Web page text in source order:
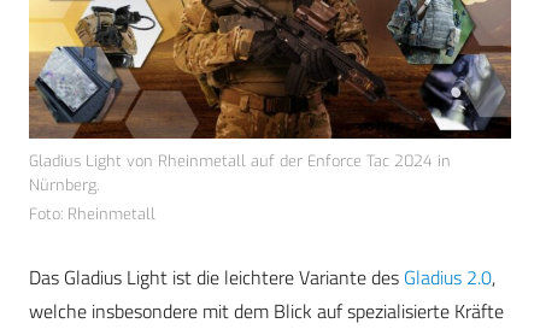
Gladius Light von Rheinmetall auf der Enforce Tac 2024 in
Nürnberg.
Foto: Rheinmetall
Das Gladius Light ist die leichtere Variante des Gladius 2.0,
welche insbesondere mit dem Blick auf spezialisierte Kräfte